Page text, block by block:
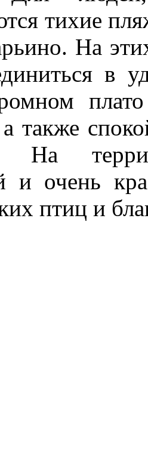
тихие
На
в
также
На
и очень
птиц и